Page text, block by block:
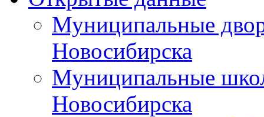
Муниципальные
Новосибирска
Муниципальные
Новосибирска